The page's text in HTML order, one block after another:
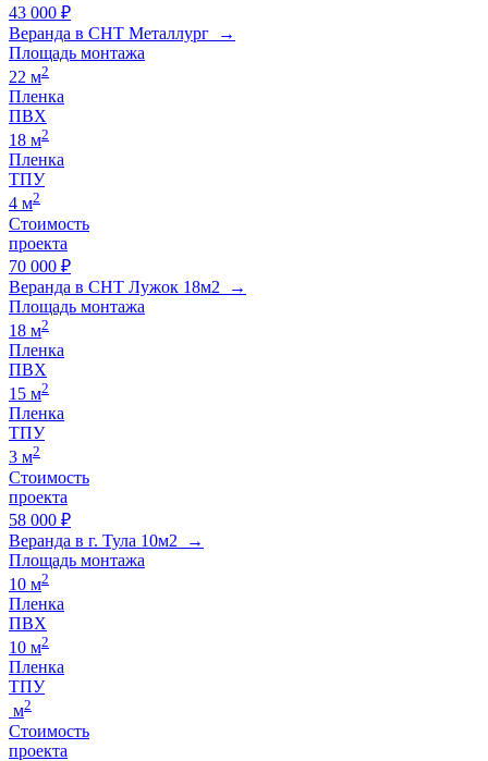
43 000 ₽
Веранда в СНТ Металлург →
Площадь монтажа
22 м2
Пленка
ПВХ
18 м2
Пленка
ТПУ
4 м2
Стоимость
проекта
70 000 ₽
Веранда в СНТ Лужок 18м2 →
Площадь монтажа
18 м2
Пленка
ПВХ
15 м2
Пленка
ТПУ
3 м2
Стоимость
проекта
58 000 ₽
Веранда в г. Тула 10м2 →
Площадь монтажа
10 м2
Пленка
ПВХ
10 м2
Пленка
ТПУ
м2
Стоимость
проекта